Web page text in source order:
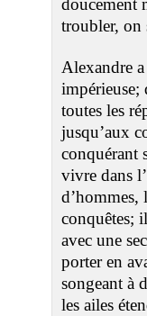
doucement
troubler, on
Alexandre
impérieuse;
toutes les
jusqu’aux
conquérant
vivre dans
d’hommes,
conquêtes;
avec une
porter en
songeant à
les ailes